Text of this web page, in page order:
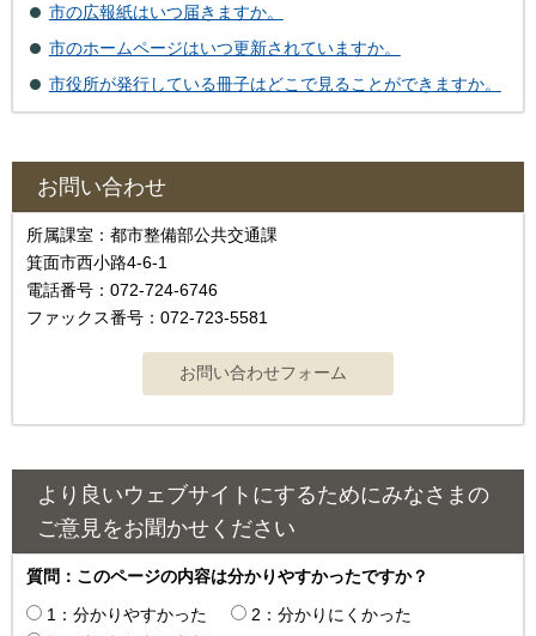
市の広報紙はいつ届きますか。
市のホームページはいつ更新されていますか。
市役所が発行している冊子はどこで見ることができますか。
お問い合わせ
所属課室：都市整備部公共交通課
箕面市西小路4-6-1
電話番号：072-724-6746
ファックス番号：072-723-5581
より良いウェブサイトにするためにみなさまの
ご意見をお聞かせください
質問：このページの内容は分かりやすかったですか？
1：分かりやすかった
2：分かりにくかった